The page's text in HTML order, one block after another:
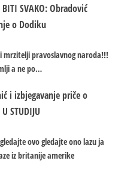
SVAKO: Obradović
o Dodiku
mrzitelji pravoslavnog naroda!!!
a ne po…
i izbjegavanje priče o
STUDIJU
ovo gledajte ono lazu ja
iz britanije amerike